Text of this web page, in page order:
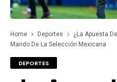
Home Deportes
¿La Apuesta
Mando De La Selección Mexicana
DEPORTES